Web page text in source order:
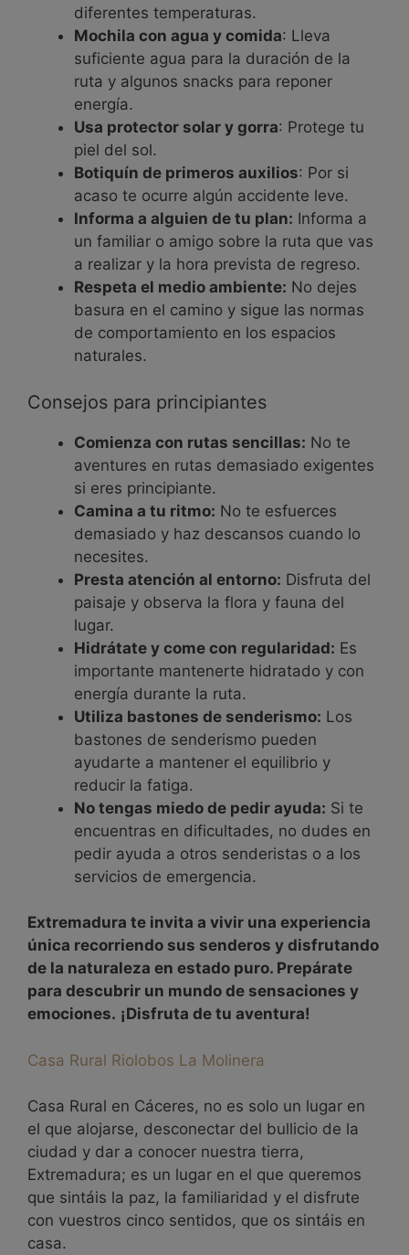
diferentes temperaturas.
Mochila con agua y comida: Lleva
suficiente agua para la duración de la
ruta y algunos snacks para reponer
energía.
Usa protector solar y gorra: Protege tu
piel del sol.
Botiquín de primeros auxilios: Por si
acaso te ocurre algún accidente leve.
Informa a alguien de tu plan: Informa a
un familiar o amigo sobre la ruta que vas
a realizar y la hora prevista de regreso.
Respeta el medio ambiente: No dejes
basura en el camino y sigue las normas
de comportamiento en los espacios
naturales.
Consejos para principiantes
Comienza con rutas sencillas: No te
aventures en rutas demasiado exigentes
si eres principiante.
Camina a tu ritmo: No te esfuerces
demasiado y haz descansos cuando lo
necesites.
Presta atención al entorno: Disfruta del
paisaje y observa la flora y fauna del
lugar.
Hidrátate y come con regularidad: Es
importante mantenerte hidratado y con
energía durante la ruta.
Utiliza bastones de senderismo: Los
bastones de senderismo pueden
ayudarte a mantener el equilibrio y
reducir la fatiga.
No tengas miedo de pedir ayuda: Si te
encuentras en dificultades, no dudes en
pedir ayuda a otros senderistas o a los
servicios de emergencia.
Extremadura te invita a vivir una experiencia
única recorriendo sus senderos y disfrutando
de la naturaleza en estado puro. Prepárate
para descubrir un mundo de sensaciones y
emociones. ¡Disfruta de tu aventura!
Casa Rural Riolobos La Molinera
Casa Rural en Cáceres, no es solo un lugar en
el que alojarse, desconectar del bullicio de la
ciudad y dar a conocer nuestra tierra,
Extremadura; es un lugar en el que queremos
que sintáis la paz, la familiaridad y el disfrute
con vuestros cinco sentidos, que os sintáis en
casa.